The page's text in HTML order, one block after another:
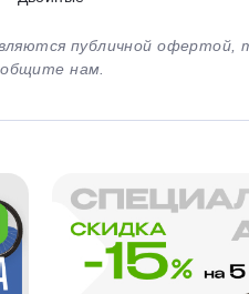
публичной
нам.